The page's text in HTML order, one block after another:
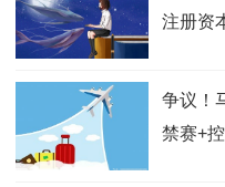
注册资
争议！
禁赛+